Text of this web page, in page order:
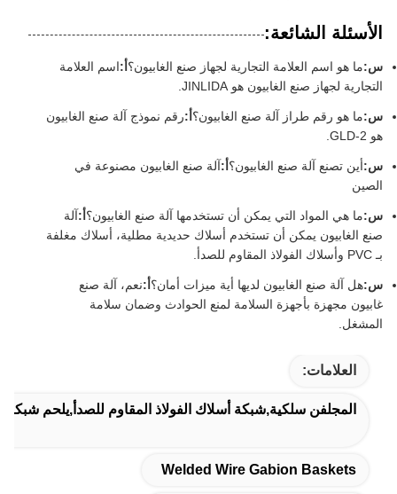
الأسئلة الشائعة:
س:ما هو اسم العلامة التجارية لجهاز صنع الغابيون؟أ: اسم العلامة
التجارية لجهاز صنع الغابيون هو JINLIDA.
س:ما هو رقم طراز آلة صنع الغابيون؟أ: رقم نموذج آلة صنع الغابيون
هو GLD-2.
س:أين تصنع آلة صنع الغابيون؟أ: آلة صنع الغابيون مصنوعة في
الصين
س:ما هي المواد التي يمكن أن تستخدمها آلة صنع الغابيون؟أ: آلة
صنع الغابيون يمكن أن تستخدم أسلاك حديدية مطلية، أسلاك مغلفة
بـ PVC وأسلاك الفولاذ المقاوم للصدأ.
س:هل آلة صنع الغابيون لديها أية ميزات أمان؟أ: نعم، آلة صنع
غابيون مجهزة بأجهزة السلامة لمنع الحوادث وضمان سلامة
المشغل.
العلامات:
المجلفن سلكية,شبكة أسلاك الفولاذ المقاوم للصدأ,يلحم شبكة
Welded Wire Gabion Baskets